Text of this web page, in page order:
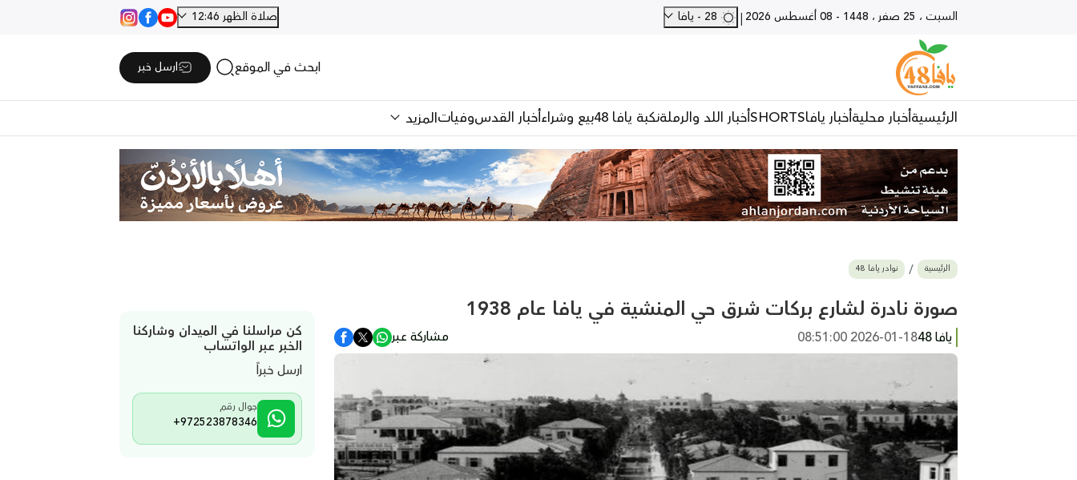
السبت ، 25 صفر ، 1448 - 08 أغسطس 2026 | صلاة الظهر 12:46
ابحث في الموقع ارسل خبر
الرئيسيةأخبار محليةأخبار يافاSHORTSأخبار اللد والرملةنكبة يافا 48 بيع وشراءأخبار القدسوفياتالمزيد
الرئيسية نوادر يافا 48
صورة نادرة لشارع بركات شرق حي المنشية في يافا عام 1938
يافا 48 2026-01-18 08:51:00 مشاركة عبر كن مراسلنا في الميدان وشاركنا
الخبر عبر الواتساب
ارسل خبراً
جوال رقم
+972523878346